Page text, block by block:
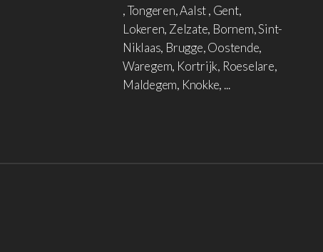
, Tongeren, Aalst , Gent,
Lokeren, Zelzate, Bornem, Sint-
Niklaas, Brugge, Oostende,
Waregem, Kortrijk, Roeselare,
Maldegem, Knokke, ...